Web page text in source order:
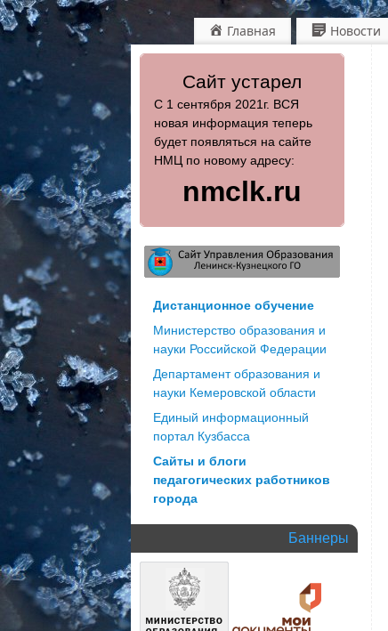
Главная Новости
Сайт устарел
С 1 сентября 2021г. ВСЯ
новая информация теперь
будет появляться на сайте
НМЦ по новому адресу:
nmclk.ru
Дистанционное обучение
Министерство образования и
науки Российской Федерации
Департамент образования и
науки Кемеровской области
Единый информационный
портал Кузбасса
Сайты и блоги
педагогических работников
города
Баннеры